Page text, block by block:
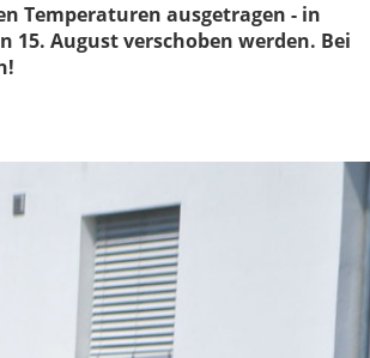
Temperaturen ausgetragen - in
15. August verschoben werden. Bei